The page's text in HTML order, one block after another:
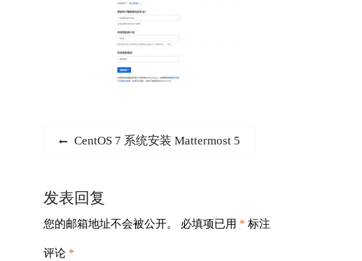
文
导
航
Previous
CentOS 7 系统安装 Mattermost 5
发表回复
您的邮箱地址不会被公开。 必填项已用 * 标注
评论 *